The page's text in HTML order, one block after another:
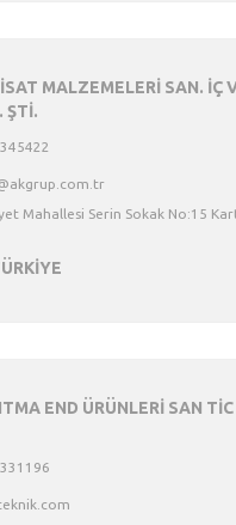
MALZEMELERİ SAN. İÇ
ŞTİ.
Mahallesi Serin Sokak No:15
END ÜRÜNLERİ SAN